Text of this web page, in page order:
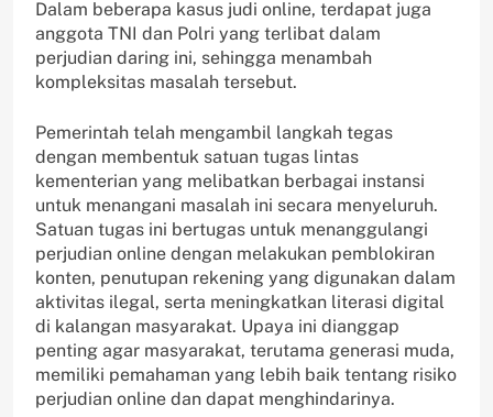
Dalam beberapa kasus judi online, terdapat juga
anggota TNI dan Polri yang terlibat dalam
perjudian daring ini, sehingga menambah
kompleksitas masalah tersebut.
Pemerintah telah mengambil langkah tegas
dengan membentuk satuan tugas lintas
kementerian yang melibatkan berbagai instansi
untuk menangani masalah ini secara menyeluruh.
Satuan tugas ini bertugas untuk menanggulangi
perjudian online dengan melakukan pemblokiran
konten, penutupan rekening yang digunakan dalam
aktivitas ilegal, serta meningkatkan literasi digital
di kalangan masyarakat. Upaya ini dianggap
penting agar masyarakat, terutama generasi muda,
memiliki pemahaman yang lebih baik tentang risiko
perjudian online dan dapat menghindarinya.